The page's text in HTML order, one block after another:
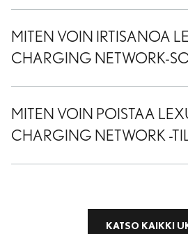
MITEN VOIN IRTISANOA
CHARGING NETWORK-
MITEN VOIN POISTAA
CHARGING NETWORK -
KATSO KAIKKI